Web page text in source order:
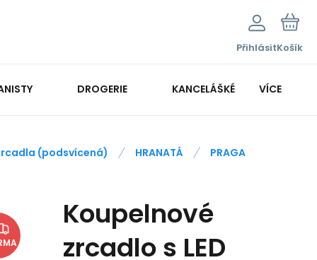
PřihlásitKošík
DROGERIE KANCELÁŠKÉ POTŘEBY
VÍCE
(podsvícená) HRANATÁ
PRAGA
Koupelnové
zrcadlo s LED